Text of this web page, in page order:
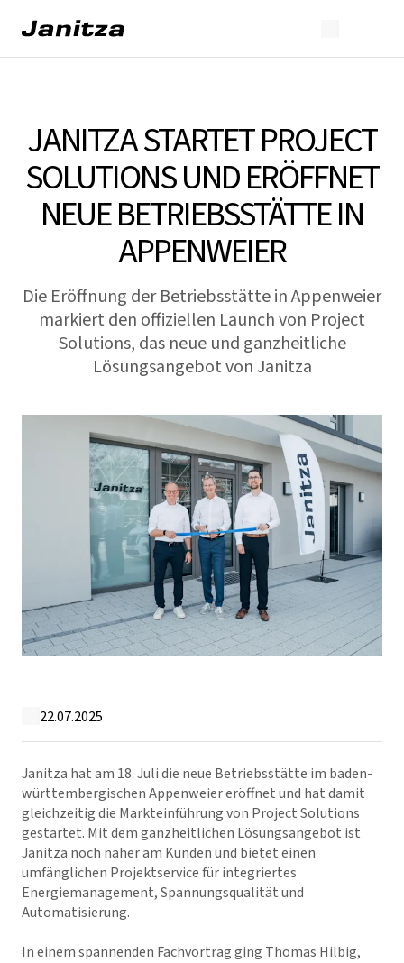
JANITZA STARTET PROJECT
SOLUTIONS UND ERÖFFNET
NEUE BETRIEBSSTÄTTE IN
APPENWEIER
Die Eröffnung der Betriebsstätte in Appenweier
markiert den offiziellen Launch von Project
Solutions, das neue und ganzheitliche
Lösungsangebot von Janitza
22.07.2025
Janitza hat am 18. Juli die neue Betriebsstätte im baden-
württembergischen Appenweier eröffnet und hat damit
gleichzeitig die Markteinführung von Project Solutions
gestartet. Mit dem ganzheitlichen Lösungsangebot ist
Janitza noch näher am Kunden und bietet einen
umfänglichen Projektservice für integriertes
Energiemanagement, Spannungsqualität und
Automatisierung.
In einem spannenden Fachvortrag ging Thomas Hilbig,